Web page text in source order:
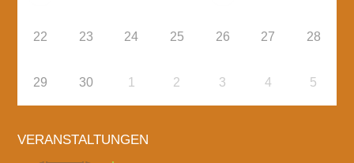
22 23 24 25 26 27 28
29 30 1 2 3 4 5
VERANSTALTUNGEN